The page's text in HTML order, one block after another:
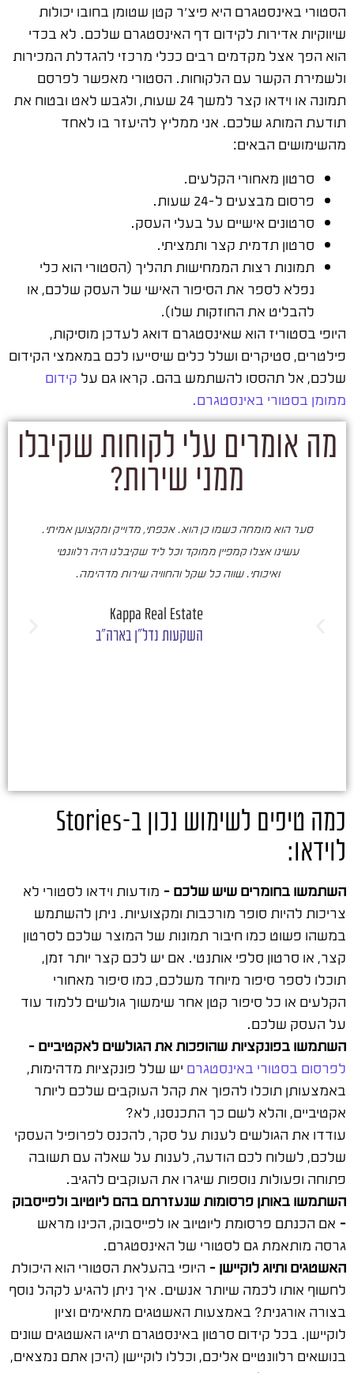
הסטורי באינסטגרם היא פיצ'ר קטן שטומן בחובו יכולות
שיווקיות אדירות לקידום דף האינסטגרם שלכם. לא בכדי
הוא הפך אצל מקדמים רבים ככלי מרכזי להגדלת המכירות
ולשמירת הקשר עם הלקוחות. הסטורי מאפשר לפרסם
תמונה או וידאו קצר למשך 24 שעות, ולגבש לאט ובטוח את
תודעת המותג שלכם. אני ממליץ להיעזר בו לאחד
מהשימושים הבאים:
סרטון מאחורי הקלעים.
פרסום מבצעים ל-24 שעות.
סרטונים אישיים על בעלי העסק.
סרטון תדמית קצר ותמציתי.
תמונות רצות הממחישות תהליך (הסטורי הוא כלי
נפלא לספר את הסיפור האישי של העסק שלכם, או
להבליט את החוזקות שלו).
היופי בסטוריז הוא שאינסטגרם דואג לעדכן מוסיקות,
פילטרים, סטיקרים ושלל כלים שיסייעו לכם במאמצי הקידום
שלכם, אל תהססו להשתמש בהם. קראו גם על קידום
ממומן בסטורי באינסטגרם.
מה אומרים עלי לקוחות שקיבלו
ממני שירות?
סער הוא מומחה כשמו כן הוא. אכפתי, מדוייק ומקצוען אמיתי.
עשינו אצלו קמפיין ממוקד וכל ליד שקיבלנו היה רלוונטי
ואיכותי. שווה כל שקל והחוויה שירות מדהימה.
Kappa Real Estate
השקעות נדל"ן בארה"ב
כמה טיפים לשימוש נכון ב-Stories
לוידאו:
השתמשו בחומרים שיש שלכם – מודעות וידאו לסטורי לא
צריכות להיות סופר מורכבות ומקצועיות. ניתן להשתמש
במשהו פשוט כמו חיבור תמונות של המוצר שלכם לסרטון
קצר, או סרטון סלפי אותנטי. אם יש לכם קצר יותר זמן,
תוכלו לספר סיפור מיוחד משלכם, כמו סיפור מאחורי
הקלעים או כל סיפור קטן אחר שימשוך גולשים ללמוד עוד
על העסק שלכם.
השתמשו בפונקציות שהופכות את הגולשים לאקטיביים –
לפרסום בסטורי באינסטגרם יש שלל פונקציות מדהימות,
באמצעותן תוכלו להפוך את קהל העוקבים שלכם ליותר
אקטיביים, והלא לשם כך התכנסנו, לא?
עודדו את הגולשים לענות על סקר, להכנס לפרופיל העסקי
שלכם, לשלוח לכם הודעה, לענות על שאלה עם תשובה
פתוחה ופעולות נוספות שיגרו את העוקבים להגיב.
השתמשו באותן פרסומות שנעזרתם בהם ליוטיוב ולפייסבוק
– אם הכנתם פרסומת ליוטיוב או לפייסבוק, הכינו מראש
גרסה מותאמת גם לסטורי של האינסטגרם.
האשטגים ותיוג לוקיישן – היופי בהעלאת הסטורי הוא היכולת
לחשוף אותו לכמה שיותר אנשים. איך ניתן להגיע לקהל נוסף
בצורה אורגנית? באמצעות האשטגים מתאימים וציון
לוקיישן. בכל קידום סרטון באינסטגרם תייגו האשטגים שונים
בנושאים רלוונטיים אליכם, וכללו לוקיישן (היכן אתם נמצאים,